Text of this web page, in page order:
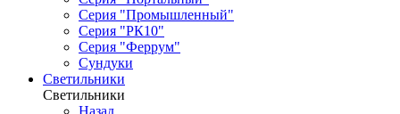
Серия "Промышленный"
Серия "РК10"
Серия "Феррум"
Сундуки
Светильники
Светильники
Назад